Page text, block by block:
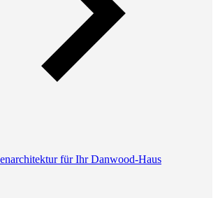
für Ihr Danwood-Haus